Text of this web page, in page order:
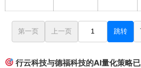
第一页 上一页 跳转
行云科技与德福科技的AI量化策略